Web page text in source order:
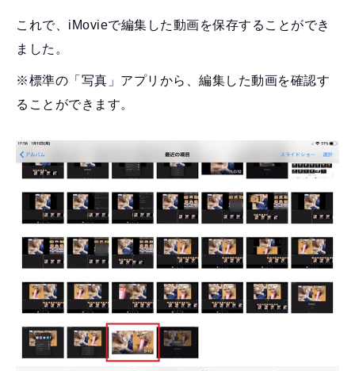
これで、iMovieで編集した動画を保存することができ
ました。
※標準の「写真」アプリから、編集した動画を確認す
ることができます。